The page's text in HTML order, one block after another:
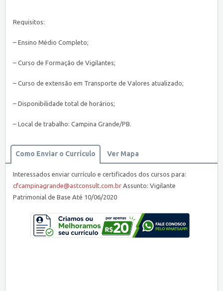
Requisitos:
– Ensino Médio Completo;
– Curso de Formação de Vigilantes;
– Curso de extensão em Transporte de Valores atualizado;
– Disponibilidade total de horários;
– Local de trabalho: Campina Grande/PB.
Como Enviar o Currículo Ver Mapa
Interessados enviar currículo e certificados dos cursos para:
cfcampinagrande@astconsult.com.br Assunto: Vigilante
Patrimonial de Base Até 10/06/2020